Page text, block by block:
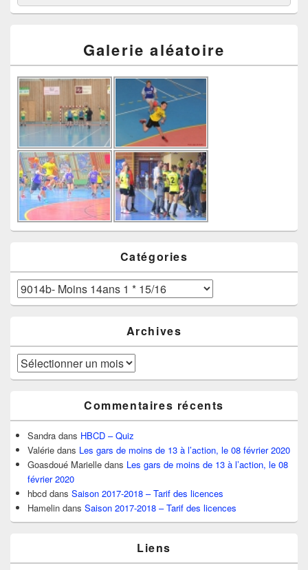
Galerie aléatoire
Catégories
Catégories
Archives
Archives
Commentaires récents
Sandra dans HBCD – Quiz
Valérie dans Les gars de moins de 13 à l’action, le 08 février 2020
Goasdoué Marielle dans Les gars de moins de 13 à l’action, le 08
février 2020
hbcd dans Saison 2017-2018 – Tarif des licences
Hamelin dans Saison 2017-2018 – Tarif des licences
Liens